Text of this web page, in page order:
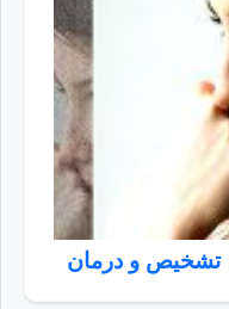
تشخیص و درمان